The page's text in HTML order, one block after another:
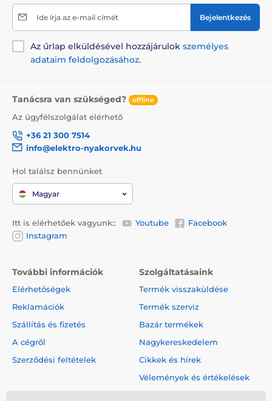
Ide írja az e-mail címét Bejelentkezés
Az űrlap elküldésével hozzájárulok személyes
adataim feldolgozásához.
Tanácsra van szükséged? offline
Az ügyfélszolgálat elérhető
+36 21 300 7514
info@elektro-nyakorvek.hu
Hol találsz bennünket
Magyar
Itt is elérhetőek vagyunk:: Youtube
Facebook
Instagram
További információk
Elérhetőségek
Reklamációk
Szállítás és fizetés
A cégről
Szerződési feltételek
Szolgáltatásaink
Termék visszaküldése
Termék szerviz
Bazár termékek
Nagykereskedelem
Cikkek és hírek
Vélemények és értékelések